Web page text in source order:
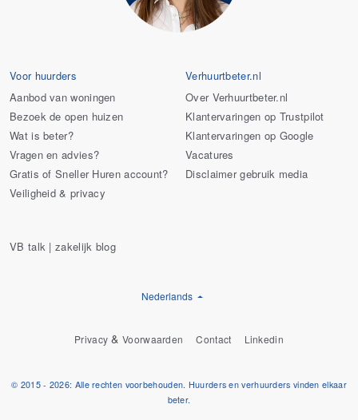
Voor huurders
Aanbod van woningen
Bezoek de open huizen
Wat is beter?
Vragen en advies?
Gratis of Sneller Huren account?
Veiligheid & privacy
Verhuurtbeter.nl
Over Verhuurtbeter.nl
Klantervaringen op Trustpilot
Klantervaringen op Google
Vacatures
Disclaimer gebruik media
VB talk | zakelijk blog
Nederlands
Privacy &Voorwaarden Contact Linkedin
© 2015 - 2026: Alle rechten voorbehouden. Huurders en verhuurders vinden elkaar
beter.